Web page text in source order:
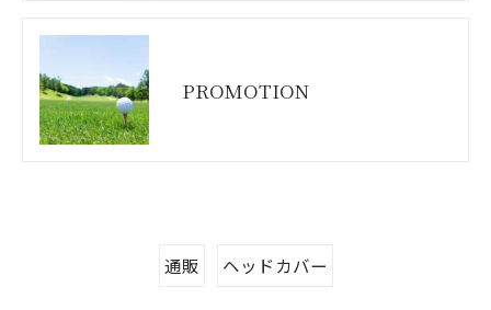
PROMOTION
通販 ヘッドカバー